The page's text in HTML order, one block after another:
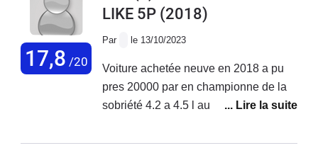
réparée reprise par une garage
17,8 /20
LIKE 5P (2018)
Par le 13/10/2023
Voiture achetée neuve en 2018 a pu
pres 20000 par en championne de la
sobriété 4.2 a 4.5 l au 100km pas de
probleme